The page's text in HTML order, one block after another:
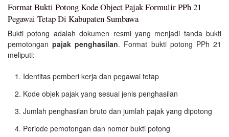
Format Bukti Potong Kode Object Pajak Formulir PPh 21
Pegawai Tetap Di Kabupaten Sumbawa
Bukti potong adalah dokumen resmi yang menjadi tanda bukti
pemotonganpajak penghasilan. Format bukti potong PPh 21
meliputi:
Identitas pemberi kerja dan pegawai tetap
Kode objek pajak yang sesuai jenis penghasilan
Jumlah penghasilan bruto dan jumlah pajak yang dipotong
Periode pemotongan dan nomor bukti potong